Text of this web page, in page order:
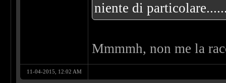
niente di
Mmmmh, non me la
11-04-2015, 12:02 AM